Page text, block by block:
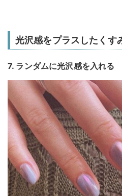
光沢感をプラスしたくす
7. ランダムに光沢感を入れる